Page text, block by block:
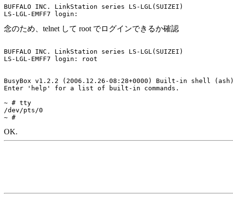
BUFFALO INC. LinkStation series LS-LGL(SUIZEI)
念のため、telnet して root でログインできるか確認
BUFFALO INC. LinkStation series LS-LGL(SUIZEI)
LS-LGL-EMFF7 login: root
BusyBox v1.2.2 (2006.12.26-08:28+0000) Built-in shell (ash)
Enter 'help' for a list of built-in commands.
~ # tty
/dev/pts/0
OK.